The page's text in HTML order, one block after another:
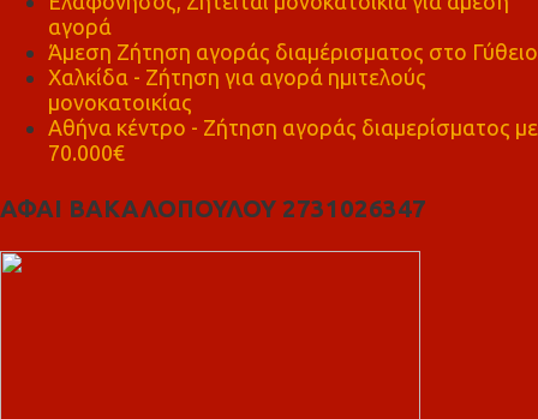
αγορά
Άμεση Ζήτηση αγοράς διαμέρισματος στο Γύθειο
Χαλκίδα - Ζήτηση για αγορά ημιτελούς
μονοκατοικίας
Αθήνα κέντρο - Ζήτηση αγοράς διαμερίσματος με
70.000€
ΑΦΑΙ ΒΑΚΑΛΟΠΟΥΛΟΥ 2731026347